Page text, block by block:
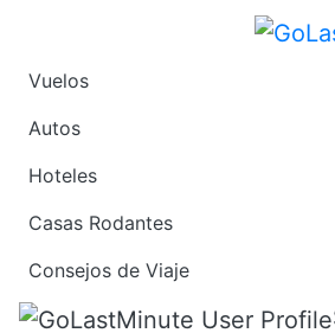
Vuelos
Autos
Hoteles
Casas Rodantes
Consejos de Viaje
Vuelos de
Solo ida